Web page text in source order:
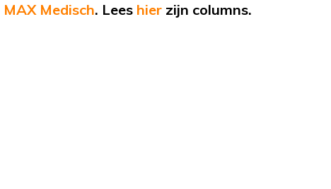
MAX Medisch. Lees hier zijn columns.